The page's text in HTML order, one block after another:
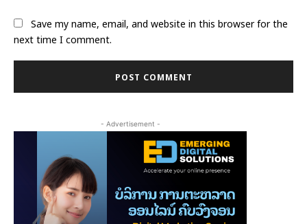
Save my name, email, and website in this browser for the
next time I comment.
- Advertisement -